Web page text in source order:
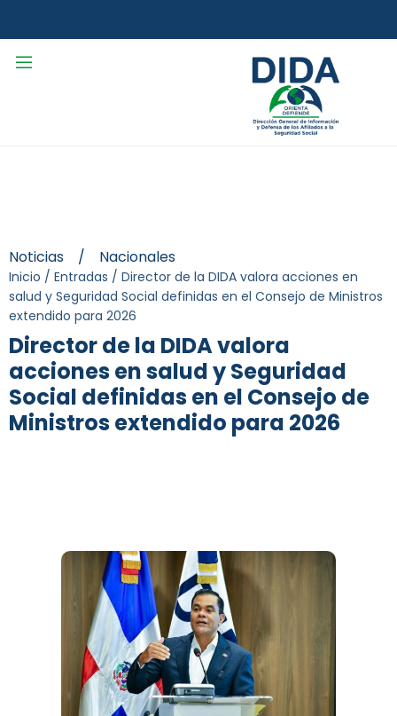
Noticias / Nacionales
Inicio / Entradas / Director de la DIDA valora acciones en
salud y Seguridad Social definidas en el Consejo de Ministros
extendido para 2026
Director de la DIDA valora
acciones en salud y Seguridad
Social definidas en el Consejo de
Ministros extendido para 2026